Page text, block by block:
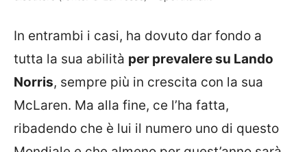
In entrambi i casi, ha dovuto dar fondo a
tutta la sua abilità per prevalere su Lando
Norris, sempre più in crescita con la sua
McLaren. Ma alla fine, ce l’ha fatta,
ribadendo che è lui il numero uno di questo